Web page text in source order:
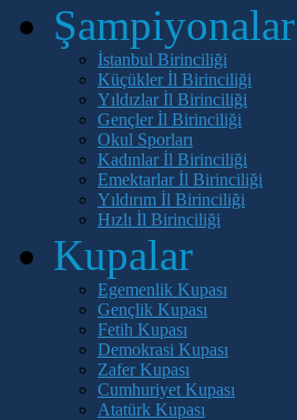
Şampiyonalar
İstanbul Birinciliği
Küçükler İl Birinciliği
Yıldızlar İl Birinciliği
Gençler İl Birinciliği
Okul Sporları
Kadınlar İl Birinciliği
Emektarlar İl Birinciliği
Yıldırım İl Birinciliği
Hızlı İl Birinciliği
Kupalar
Egemenlik Kupası
Gençlik Kupası
Fetih Kupası
Demokrasi Kupası
Zafer Kupası
Cumhuriyet Kupası
Atatürk Kupası